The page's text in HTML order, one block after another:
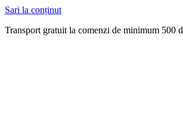
Sari la conținut
Transport gratuit la comenzi de minimum 500